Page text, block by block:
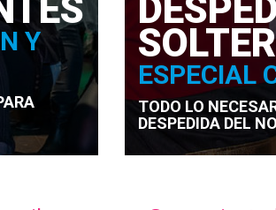
Y
ESPECIAL
TODO LO
DESPEDIDA DEL